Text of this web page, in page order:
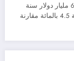
كما أكد وزير المالية، أن إحتياطي الصرف بلغ 69 مليار دولار سنة
2023، فيما ارتفعت قيمة الدينار الجزائري بنسبة 4.5 بالمائة مقارنة